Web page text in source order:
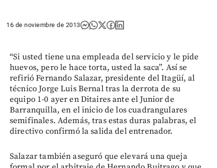
16 de noviembre de 2013
“Si usted tiene una empleada del servicio y le pide
huevos, pero le hace torta, usted la saca”. Así se
refirió Fernando Salazar, presidente del Itagüí, al
técnico Jorge Luis Bernal tras la derrota de su
equipo 1-0 ayer en Ditaires ante el Junior de
Barranquilla, en el inicio de los cuadrangulares
semifinales. Además, tras estas duras palabras, el
directivo confirmó la salida del entrenador.
Salazar también aseguró que elevará una queja